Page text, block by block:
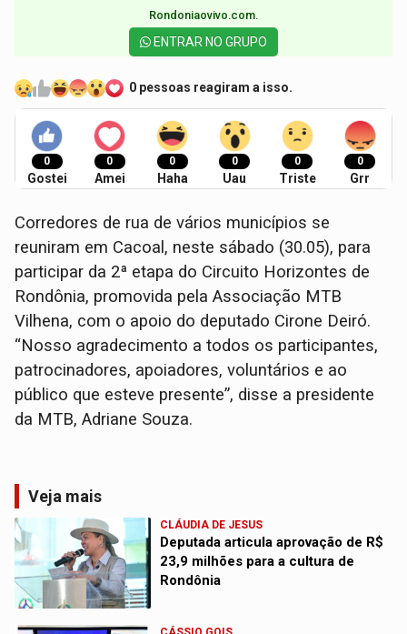
Rondoniaovivo.com.​
ENTRAR NO GRUPO
0 pessoas reagiram a isso.
0
Gostei
0
Amei
0
Haha
0
Uau
0
Triste
0
Grr
Corredores de rua de vários municípios se
reuniram em Cacoal, neste sábado (30.05), para
participar da 2ª etapa do Circuito Horizontes de
Rondônia, promovida pela Associação MTB
Vilhena, com o apoio do deputado Cirone Deiró.
“Nosso agradecimento a todos os participantes,
patrocinadores, apoiadores, voluntários e ao
público que esteve presente”, disse a presidente
da MTB, Adriane Souza.
Veja mais
CLÁUDIA DE JESUS
Deputada articula aprovação de R$
23,9 milhões para a cultura de
Rondônia